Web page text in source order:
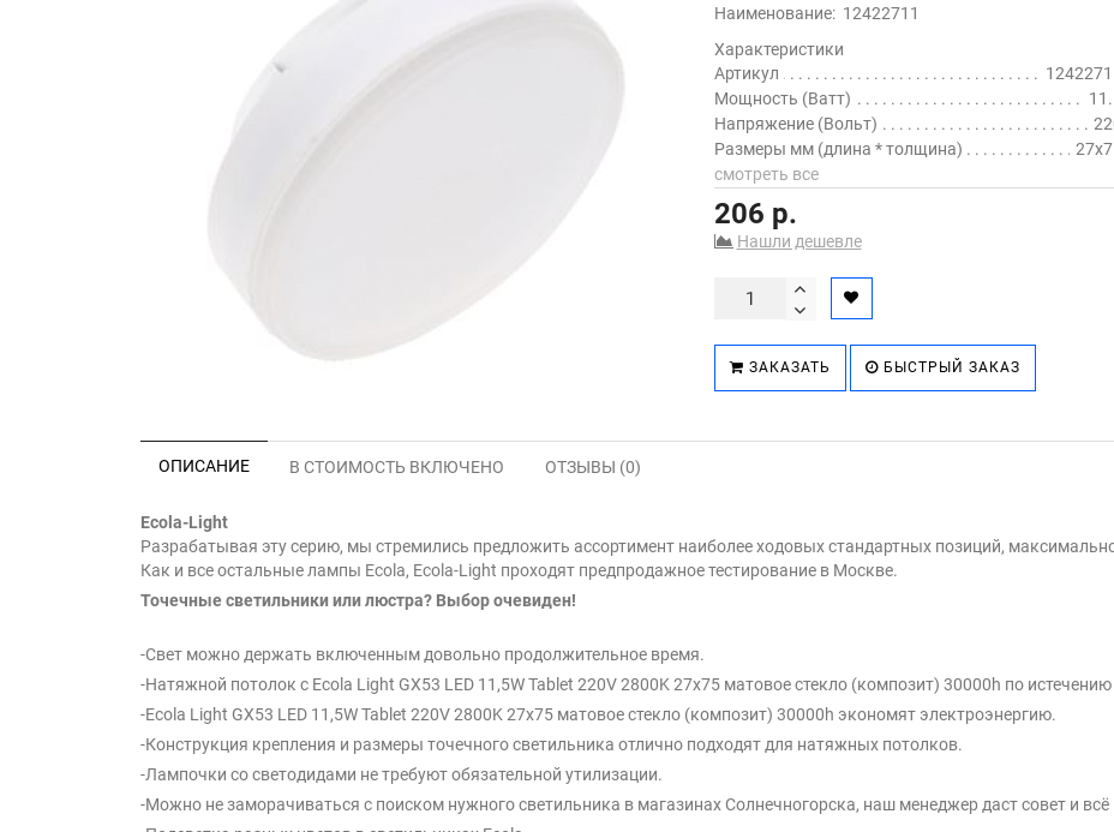
Наименование: 12422711
Характеристики
Артикул
Мощность (Ватт)
Напряжение (Вольт)
Размеры мм (длина * толщина)
смотреть все
206 р.
Нашли дешевле
ЗАКАЗАТЬ БЫСТРЫЙ ЗАКАЗ
ОПИСАНИЕ В СТОИМОСТЬ ВКЛЮЧЕНО ОТЗЫВЫ (0)
Ecola-Light
Разрабатывая эту серию, мы стремились предложить ассортимент наиболее ходовых стандартных позиций,
Как и все остальные лампы Ecola, Ecola-Light проходят предпродажное тестирование в Москве.
Точечные светильники или люстра? Выбор очевиден!
-Свет можно держать включенным довольно продолжительное время.
-Натяжной потолок с Ecola Light GX53 LED 11,5W Tablet 220V 2800K 27x75 матовое стекло (композит) 30000h по
-Ecola Light GX53 LED 11,5W Tablet 220V 2800K 27x75 матовое стекло (композит) 30000h экономят электроэнергию.
-Конструкция крепления и размеры точечного светильника отлично подходят для натяжных потолков.
-Лампочки со светодидами не требуют обязательной утилизации.
-Можно не заморачиваться с поиском нужного светильника в магазинах Солнечногорска, наш менеджер даст совет и